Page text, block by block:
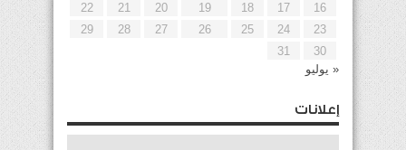
16
17
18
19
20
21
22
23
24
25
26
27
28
29
30
31
« يوليو
إعلانات